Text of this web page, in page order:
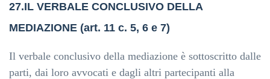
27.IL VERBALE CONCLUSIVO DELLA
MEDIAZIONE (art. 11 c. 5, 6 e 7)
Il verbale conclusivo della mediazione è sottoscritto dalle
parti, dai loro avvocati e dagli altri partecipanti alla